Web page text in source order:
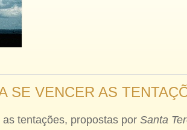
SE VENCER AS
tentações, propostas por Santa